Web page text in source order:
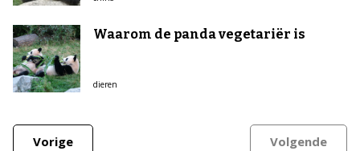
Waarom de panda vegetariër is
dieren
Vorige Volgende